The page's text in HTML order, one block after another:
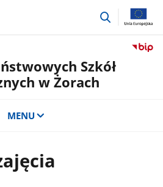
przejdź
Szkół
w Żorach
MENU